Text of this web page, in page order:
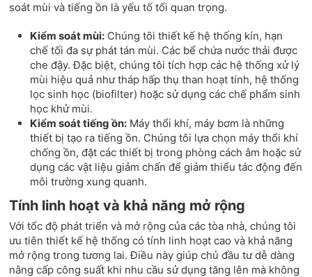
soát mùi và tiếng ồn là yếu tố tối quan trọng.
Kiểm soát mùi: Chúng tôi thiết kế hệ thống kín, hạn
chế tối đa sự phát tán mùi. Các bể chứa nước thải được
che đậy. Đặc biệt, chúng tôi tích hợp các hệ thống xử lý
mùi hiệu quả như tháp hấp thụ than hoạt tính, hệ thống
lọc sinh học (biofilter) hoặc sử dụng các chế phẩm sinh
học khử mùi.
Kiểm soát tiếng ồn: Máy thổi khí, máy bơm là những
thiết bị tạo ra tiếng ồn. Chúng tôi lựa chọn máy thổi khí
chống ồn, đặt các thiết bị trong phòng cách âm hoặc sử
dụng các vật liệu giảm chấn để giảm thiểu tác động đến
môi trường xung quanh.
Tính linh hoạt và khả năng mở rộng
Với tốc độ phát triển và mở rộng của các tòa nhà, chúng tôi
ưu tiên thiết kế hệ thống có tính linh hoạt cao và khả năng
mở rộng trong tương lai. Điều này giúp chủ đầu tư dễ dàng
nâng cấp công suất khi nhu cầu sử dụng tăng lên mà không